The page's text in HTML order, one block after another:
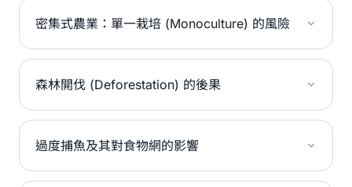
密集式農業：單一栽培 (Monoculture) 的風險
森林開伐 (Deforestation) 的後果
過度捕魚及其對食物網的影響